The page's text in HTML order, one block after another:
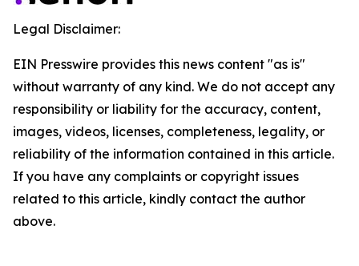
Legal Disclaimer:
EIN Presswire provides this news content "as is"
without warranty of any kind. We do not accept any
responsibility or liability for the accuracy, content,
images, videos, licenses, completeness, legality, or
reliability of the information contained in this article.
If you have any complaints or copyright issues
related to this article, kindly contact the author
above.